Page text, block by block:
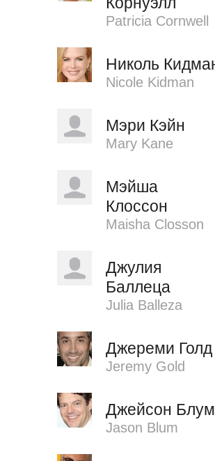
Patricia Cornwell
Николь
Nicole Kidman
Мэри Кэйн
Mary Kane
Мэйша
Клоссон
Maisha Closson
Джулия
Баллеца
Julia Balleza
Джереми Голд
Jeremy Gold
Джейсон Блум
Jason Blum